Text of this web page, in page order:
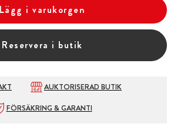
Lägg i varukorgen
Reservera i butik
AUKTORISERAD BUTIK
FÖRSÄKRING & GARANTI